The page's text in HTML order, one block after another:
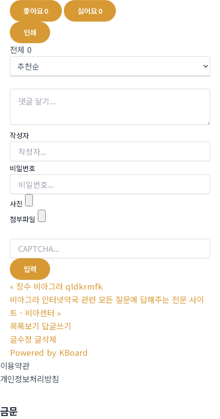
좋아요0 싫어요0
인쇄
전체 0
작성자
비밀번호
사진
첨부파일
« 장수 비아그라 qldkrmfk
비아그라 인터넷약국 관련 모든 질문에 답해주는 전문 사이
트 - 비아센터 »
목록보기 답글쓰기
글수정 글삭제
Powered by KBoard
이용약관
개인정보처리방침
금문